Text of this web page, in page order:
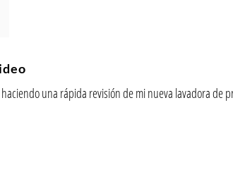
una rápida revisión de mi nueva lavadora de